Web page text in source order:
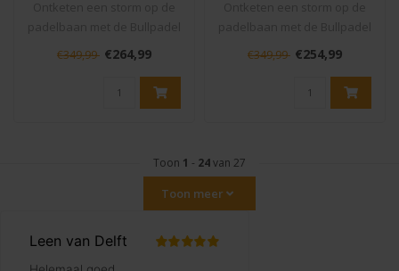
Hack 04 Hybrid! Dit innovati..
€349,99 €264,99
Hack 04! Dit innovatieve rac..
€349,99 €254,99
Toon 1 - 24van 27
Toon meer